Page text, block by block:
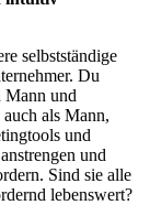
selbstständige
Du
Mann und
als Mann,
und
und
Sind sie alle
lebenswert?